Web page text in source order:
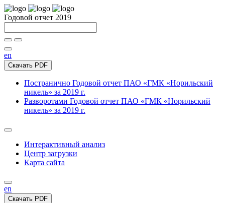
Годовой отчет 2019
en
Скачать PDF
Постранично Годовой отчет ПАО «ГМК «Норильский
никель» за 2019 г.
Разворотами Годовой отчет ПАО «ГМК «Норильский
никель» за 2019 г.
Интерактивный анализ
Центр загрузки
Карта сайта
en
Скачать PDF